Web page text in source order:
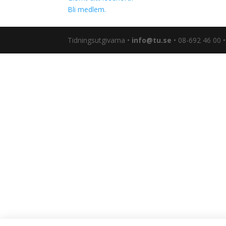
Bli medlem.
Tidningsutgivarna • info@tu.se • 08-692 46 00